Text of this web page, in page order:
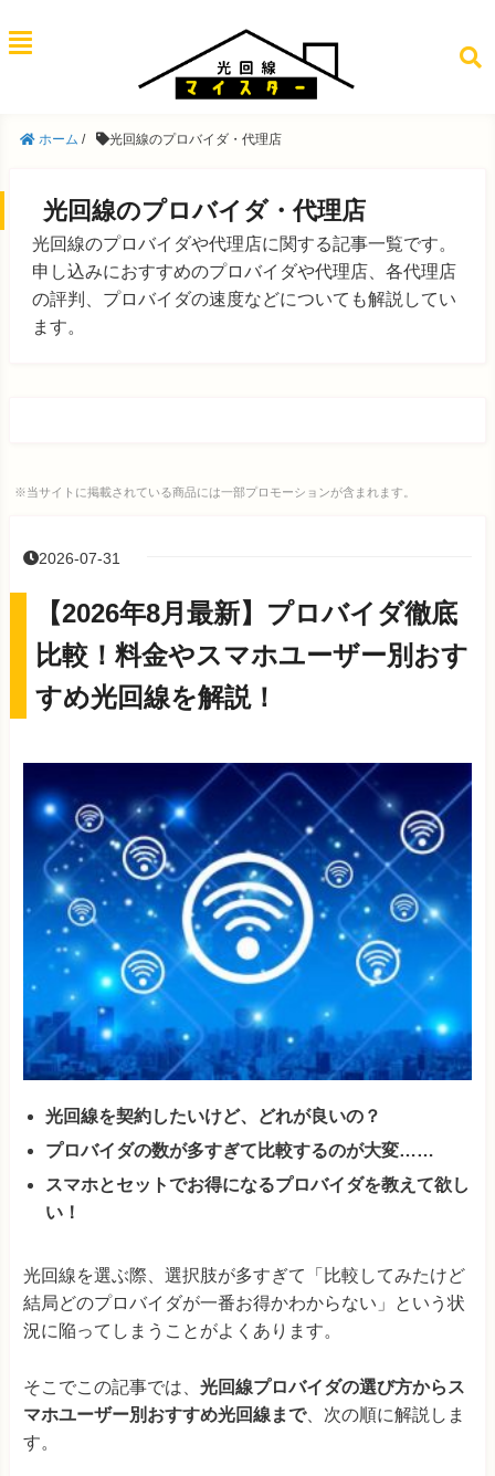
ホーム / 光回線のプロバイダ・代理店
光回線のプロバイダ・代理店
光回線のプロバイダや代理店に関する記事一覧です。
申し込みにおすすめのプロバイダや代理店、各代理店
の評判、プロバイダの速度などについても解説してい
ます。
※当サイトに掲載されている商品には一部プロモーションが含まれます。
2026-07-31
【2026年8月最新】プロバイダ徹底
比較！料金やスマホユーザー別おす
すめ光回線を解説！
光回線を契約したいけど、どれが良いの？
プロバイダの数が多すぎて比較するのが大変……
スマホとセットでお得になるプロバイダを教えて欲し
い！
光回線を選ぶ際、選択肢が多すぎて「比較してみたけど
結局どのプロバイダが一番お得かわからない」という状
況に陥ってしまうことがよくあります。
そこでこの記事では、 光回線プロバイダの選び方からス
マホユーザー別おすすめ光回線まで、次の順に解説しま
す。